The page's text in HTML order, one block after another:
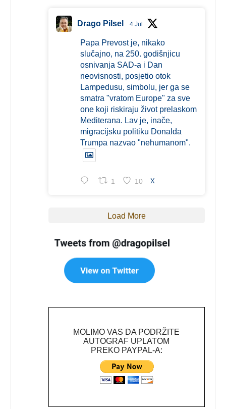
Drago Pilsel 4 Jul
Papa Prevost je, nikako
slučajno, na 250. godišnjicu
osnivanja SAD-a i Dan
neovisnosti, posjetio otok
Lampedusu, simbolu, jer ga se
smatra "vratom Europe" za sve
one koji riskiraju život prelaskom
Mediterana. Lav je, inače,
migracijsku politiku Donalda
Trumpa nazvao "nehumanom".
1 10 X
Load More
MOLIMO VAS DA PODRŽITE
AUTOGRAF UPLATOM
PREKO PAYPAL-A: